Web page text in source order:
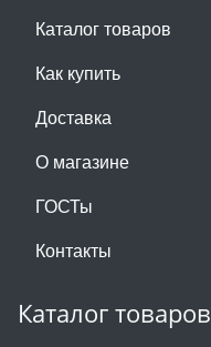
Каталог товаров
Как купить
Доставка
О магазине
ГОСТы
Контакты
Каталог товаров